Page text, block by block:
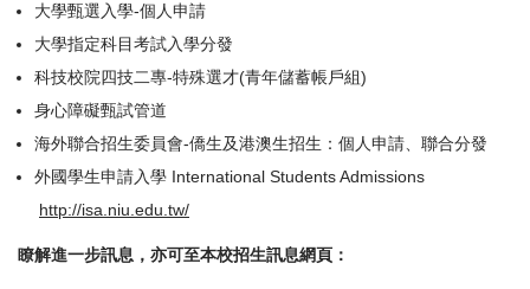
大學甄選入學-個人申請
大學指定科目考試入學分發
科技校院四技二專-特殊選才(青年儲蓄帳戶組)
身心障礙甄試管道
海外聯合招生委員會-僑生及港澳生招生：個人申請、聯合分發
外國學生申請入學 International Students Admissions
http://isa.niu.edu.tw/
瞭解進一步訊息，亦可至本校招生訊息網頁：